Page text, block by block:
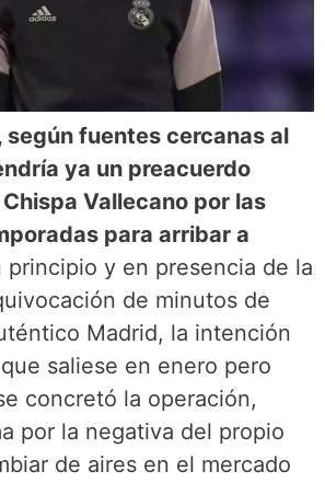
según fuentes cercanas al
ya un preacuerdo
Vallecano por las
para arribar a
principio y en presencia de la
de minutos de
Madrid, la intención
saliese en enero pero
concretó la operación,
por la negativa del propio
de aires en el mercado